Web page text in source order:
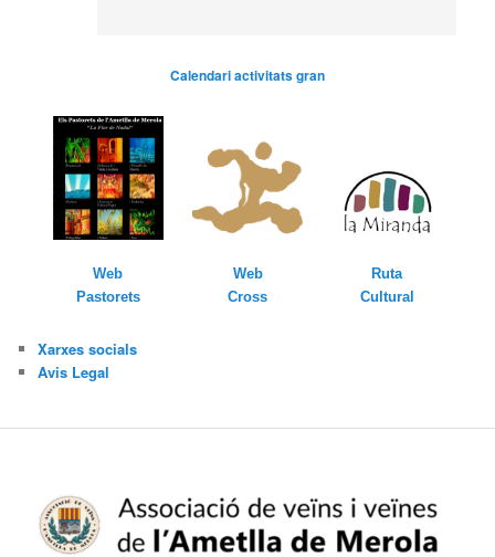
Calendari activitats gran
Web
Pastorets
Web
Cross
Ruta
Cultural
Xarxes socials
Avis Legal